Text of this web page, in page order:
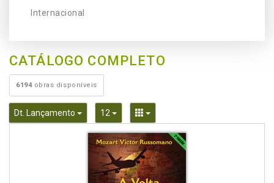
Internacional
CATÁLOGO COMPLETO
6194obras disponíveis
Dt. Lançamento Toggle Dropdown
12 Toggle DropdownToggle Dropdown